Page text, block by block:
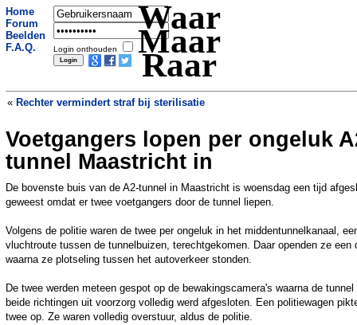
Home
Forum
Beelden
F.A.Q.
Login onthouden
Waar
Maar
Raar
« Rechter vermindert straf bij sterilisatie
Piloot legt toevallig mysterieuze
raketlancering vast »
Voetgangers lopen per ongeluk
tunnel Maastricht in
De bovenste buis van de A2-tunnel in Maastricht is woensdag een tijd
geweest omdat er twee voetgangers door de tunnel liepen.
Volgens de politie waren de twee per ongeluk in het middentunnelkanaal,
vluchtroute tussen de tunnelbuizen, terechtgekomen. Daar openden ze een
waarna ze plotseling tussen het autoverkeer stonden.
De twee werden meteen gespot op de bewakingscamera's waarna de tunnel
beide richtingen uit voorzorg volledig werd afgesloten. Een politiewagen
twee op. Ze waren volledig overstuur, aldus de politie.